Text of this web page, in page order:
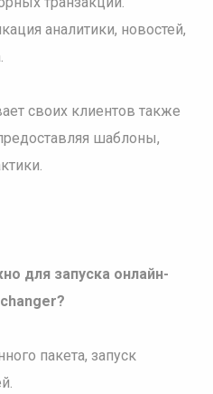
аналитики, новостей,
своих клиентов также
шаблоны,
для запуска онлайн-
пакета, запуск